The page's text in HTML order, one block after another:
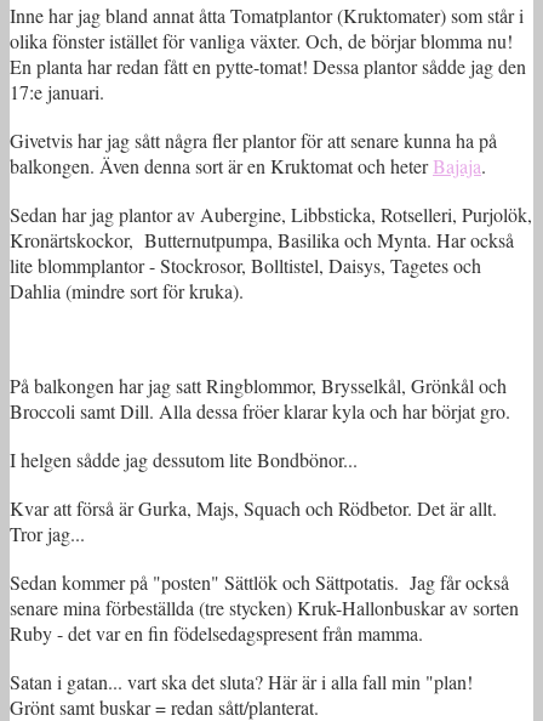
Inne har jag bland annat åtta Tomatplantor (Kruktomater) som står i
olika fönster istället för vanliga växter. Och, de börjar blomma nu!
En planta har redan fått en pytte-tomat! Dessa plantor sådde jag den
17:e januari.
Givetvis har jag sått några fler plantor för att senare kunna ha på
balkongen. Även denna sort är en Kruktomat och heterBajaja.
Sedan har jag plantor av Aubergine, Libbsticka, Rotselleri, Purjolök,
Kronärtskockor, Butternutpumpa, Basilika och Mynta. Har också
lite blommplantor - Stockrosor, Bolltistel, Daisys, Tagetes och
Dahlia (mindre sort för kruka).
På balkongen har jag satt Ringblommor, Brysselkål, Grönkål och
Broccoli samt Dill. Alla dessa fröer klarar kyla och har börjat gro.
I helgen sådde jag dessutom lite Bondbönor...
Kvar att förså är Gurka, Majs, Squach och Rödbetor. Det är allt.
Tror jag...
Sedan kommer på "posten" Sättlök och Sättpotatis. Jag får också
senare mina förbeställda (tre stycken) Kruk-Hallonbuskar av sorten
Ruby - det var en fin födelsedagspresent från mamma.
Satan i gatan... vart ska det sluta? Här är i alla fall min "plan!
Grönt samt buskar = redan sått/planterat.